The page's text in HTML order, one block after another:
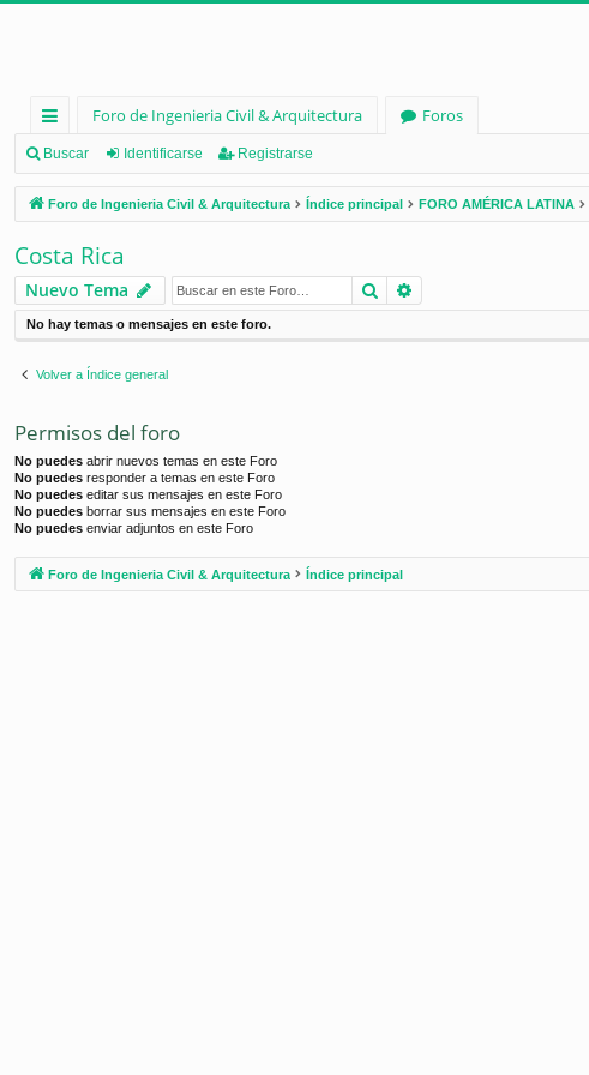
nl
ac
es
rá
pi
d
os
Foro de Ingenieria Civil & Arquitectura
Foros
Buscar Identificarse Registrarse
Foro de Ingenieria Civil & Arquitectura Índice principal FORO AMÉRICA LATINA
Costa Rica
Nuevo Tema Buscar
No hay temas o mensajes en este foro.
Volver a Índice general
Permisos del foro
No puedes abrir nuevos temas en este Foro
No puedes responder a temas en este Foro
No puedes editar sus mensajes en este Foro
No puedes borrar sus mensajes en este Foro
No puedes enviar adjuntos en este Foro
Foro de Ingenieria Civil & Arquitectura Índice principal